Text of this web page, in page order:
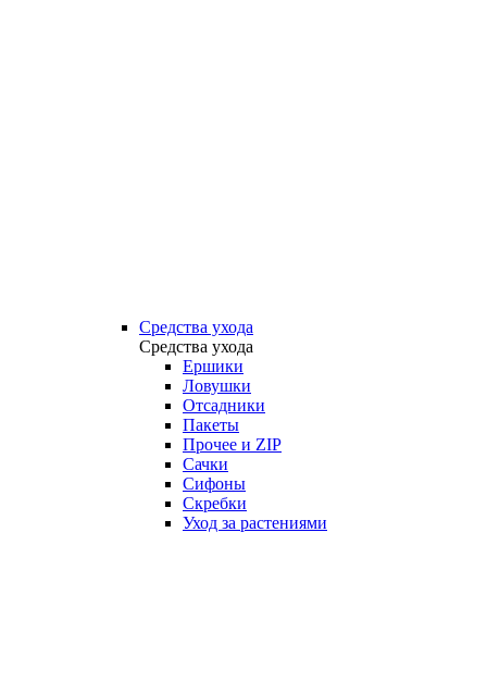
Средства ухода
Средства ухода
Ершики
Ловушки
Отсадники
Пакеты
Прочее и ZIP
Сачки
Сифоны
Скребки
Уход за растениями